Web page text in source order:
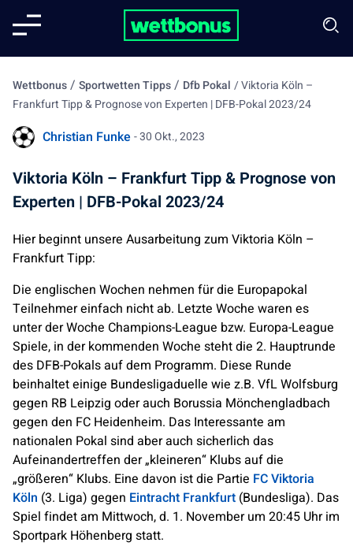
Wettbonus/ Sportwetten Tipps/ Dfb Pokal /Viktoria Köln –
Frankfurt Tipp & Prognose von Experten | DFB-Pokal 2023/24
Christian Funke- 30 Okt., 2023
Viktoria Köln – Frankfurt Tipp & Prognose von
Experten | DFB-Pokal 2023/24
Hier beginnt unsere Ausarbeitung zum Viktoria Köln –
Frankfurt Tipp:
Die englischen Wochen nehmen für die Europapokal
Teilnehmer einfach nicht ab. Letzte Woche waren es
unter der Woche Champions-League bzw. Europa-League
Spiele, in der kommenden Woche steht die 2. Hauptrunde
des DFB-Pokals auf dem Programm. Diese Runde
beinhaltet einige Bundesligaduelle wie z.B. VfL Wolfsburg
gegen RB Leipzig oder auch Borussia Mönchengladbach
gegen den FC Heidenheim. Das Interessante am
nationalen Pokal sind aber auch sicherlich das
Aufeinandertreffen der „kleineren“ Klubs auf die
„größeren“ Klubs. Eine davon ist die Partie FC Viktoria
Köln (3. Liga) gegen Eintracht Frankfurt (Bundesliga). Das
Spiel findet am Mittwoch, d. 1. November um 20:45 Uhr im
Sportpark Höhenberg statt.